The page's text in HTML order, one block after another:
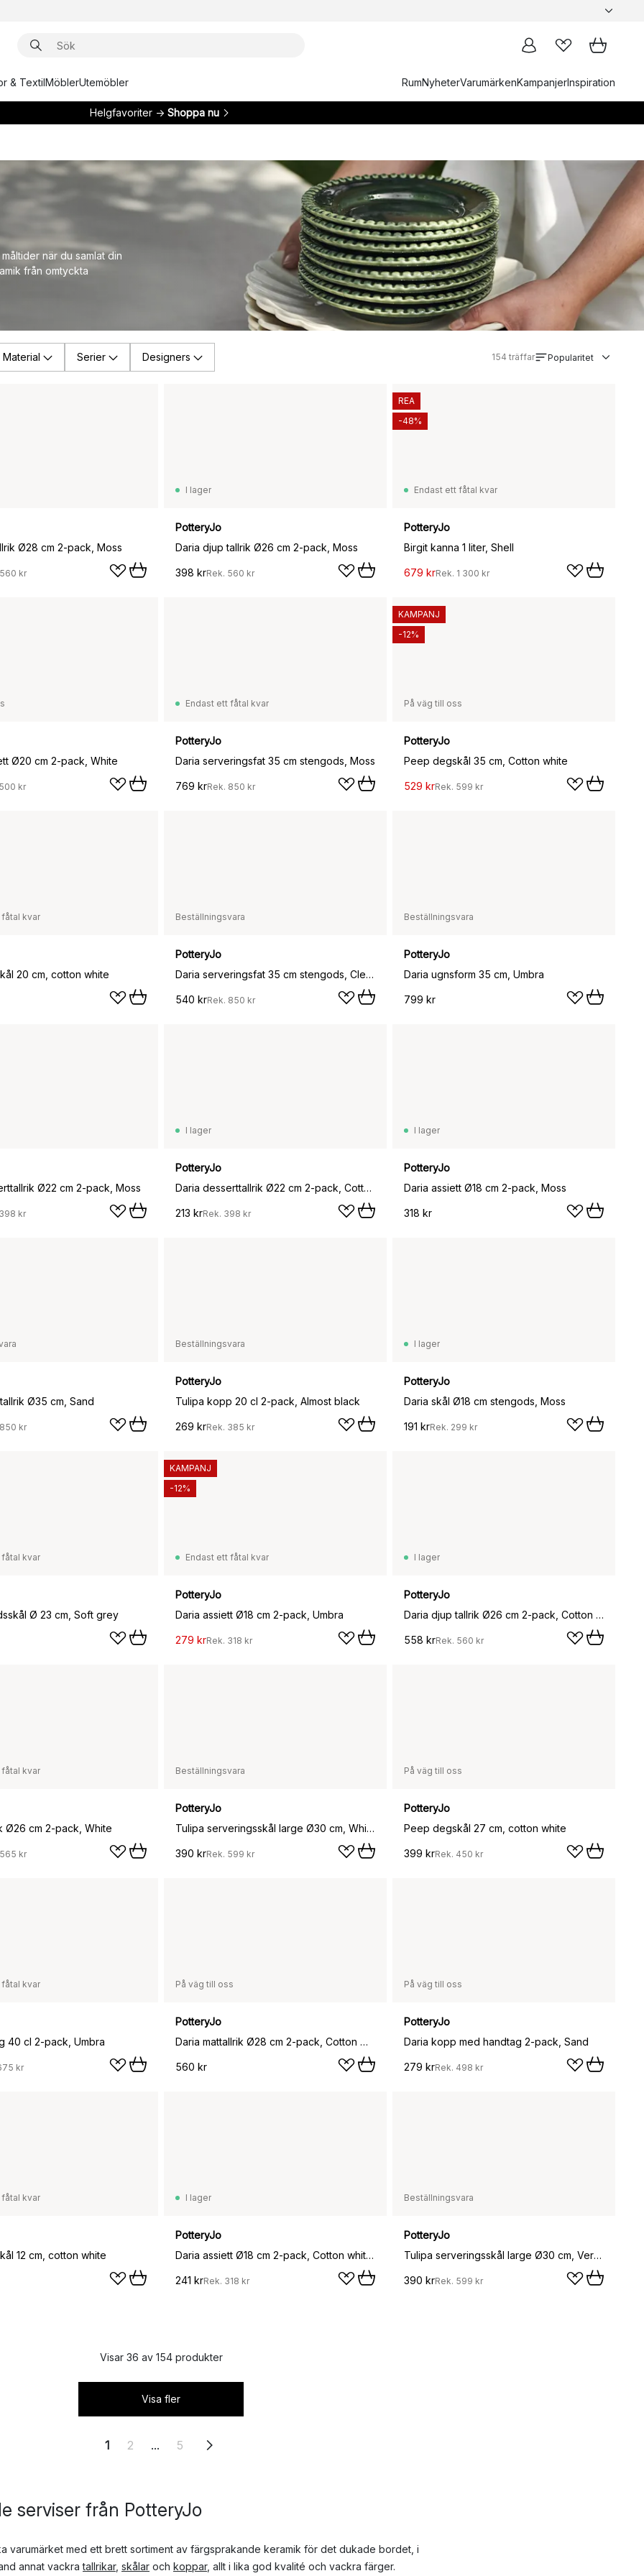
& TextilMöblerUtemöbler RumNyheterVarumärkenKampanjerInspiration
Helgfavoriter → Shoppa nu
när du samlat din
från omtyckta
Material Serier Designers 154 träffar Popularitet
Ø28 cm 2-pack, Moss
560 kr
I lager
PotteryJo
Daria djup tallrik Ø26 cm 2-pack, Moss
398 krRek. 560 kr
Endast ett fåtal kvar
PotteryJo
Birgit kanna 1 liter, Shell
679 krRek. 1 300 kr
REA
-48%
Ø20 cm 2-pack, White
kr
Endast ett fåtal kvar
PotteryJo
Daria serveringsfat 35 cm stengods, Moss
769 krRek. 850 kr
På väg till oss
PotteryJo
Peep degskål 35 cm, Cotton white
529 krRek. 599 kr
KAMPANJ
-12%
kvar
20 cm, cotton white
Beställningsvara
PotteryJo
Daria serveringsfat 35 cm stengods, Clean grey
540 krRek. 850 kr
Beställningsvara
PotteryJo
Daria ugnsform 35 cm, Umbra
799 kr
Ø22 cm 2-pack, Moss
kr
I lager
PotteryJo
Daria desserttallrik Ø22 cm 2-pack, Cotton white shiny
213 krRek. 398 kr
I lager
PotteryJo
Daria assiett Ø18 cm 2-pack, Moss
318 kr
Ø35 cm, Sand
850 kr
Beställningsvara
PotteryJo
Tulipa kopp 20 cl 2-pack, Almost black
269 krRek. 385 kr
I lager
PotteryJo
Daria skål Ø18 cm stengods, Moss
191 krRek. 299 kr
kvar
Ø 23 cm, Soft grey
Endast ett fåtal kvar
PotteryJo
Daria assiett Ø18 cm 2-pack, Umbra
279 krRek. 318 kr
KAMPANJ
-12%
I lager
PotteryJo
Daria djup tallrik Ø26 cm 2-pack, Cotton white shiny
558 krRek. 560 kr
kvar
Ø26 cm 2-pack, White
565 kr
Beställningsvara
PotteryJo
Tulipa serveringsskål large Ø30 cm, White
390 krRek. 599 kr
På väg till oss
PotteryJo
Peep degskål 27 cm, cotton white
399 krRek. 450 kr
kvar
40 cl 2-pack, Umbra
kr
På väg till oss
PotteryJo
Daria mattallrik Ø28 cm 2-pack, Cotton white shiny
560 kr
På väg till oss
PotteryJo
Daria kopp med handtag 2-pack, Sand
279 krRek. 498 kr
kvar
12 cm, cotton white
I lager
PotteryJo
Daria assiett Ø18 cm 2-pack, Cotton white shiny
241 krRek. 318 kr
Beställningsvara
PotteryJo
Tulipa serveringsskål large Ø30 cm, Verona green
390 krRek. 599 kr
Visar 36 av 154 produkter
Visa fler
1 2 ... 5
serviser från PotteryJo
varumärket med ett brett sortiment av färgsprakande keramik för det dukade bordet, i
annat vackratallrikar, skålar och koppar, allt i lika god kvalité och vackra färger.